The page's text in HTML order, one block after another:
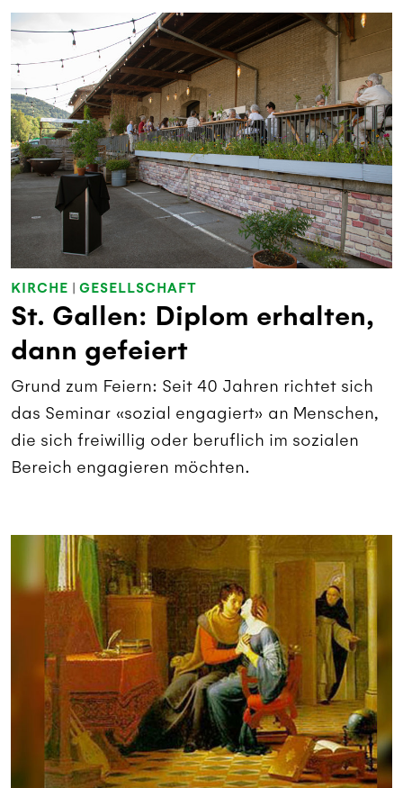
KIRCHE | GESELLSCHAFT
St. Gallen: Diplom erhalten,
dann gefeiert
Grund zum Feiern: Seit 40 Jahren richtet sich
das Seminar «sozial engagiert» an Menschen,
die sich freiwillig oder beruflich im sozialen
Bereich engagieren möchten.